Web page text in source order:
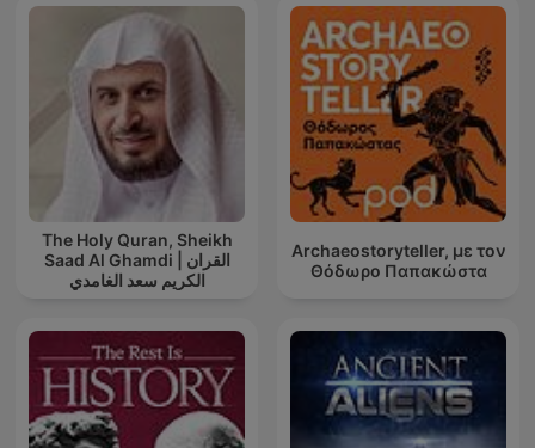
The Holy Quran, Sheikh
Saad Al Ghamdi | القران
الكريم سعد الغامدي
Archaeostoryteller, με τον
Θόδωρο Παπακώστα